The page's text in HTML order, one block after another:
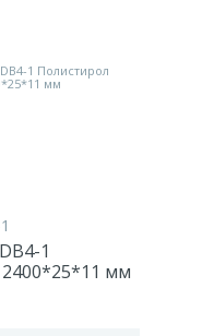
1
мм